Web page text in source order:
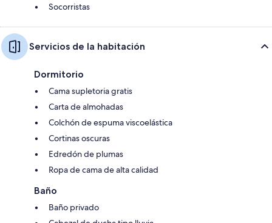
Socorristas
Servicios de la habitación
Dormitorio
Cama supletoria gratis
Carta de almohadas
Colchón de espuma viscoelástica
Cortinas oscuras
Edredón de plumas
Ropa de cama de alta calidad
Baño
Baño privado